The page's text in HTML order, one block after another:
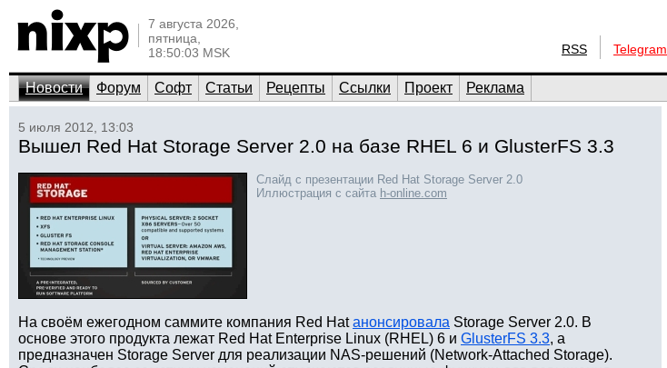
7 августа 2026,
пятница,
18:50:03 MSK
RSS Telegram
Новости Форум Софт Статьи Рецепты Ссылки Проект Реклама
5 июля 2012, 13:03
Вышел Red Hat Storage Server 2.0 на базе RHEL 6 и GlusterFS 3.3
Слайд с презентации Red Hat Storage Server 2.0
Иллюстрация с сайта h-online.com
На своём ежегодном саммите компания Red Hatанонсировала Storage Server 2.0. В
основе этого продукта лежат Red Hat Enterprise Linux (RHEL) 6 и GlusterFS 3.3, а
предназначен Storage Server для реализации NAS-решений (Network-Attached Storage).